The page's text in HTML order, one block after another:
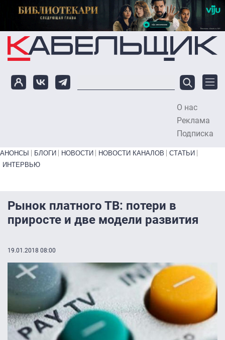
Перейти к основному содержанию
О нас
Реклама
Подписка
Primary links bottom
АНОНСЫ БЛОГИ НОВОСТИ НОВОСТИ КАНАЛОВ
СТАТЬИ
ИНТЕРВЬЮ
Рынок платного ТВ: потери в
приросте и две модели развития
19.01.2018 08:00